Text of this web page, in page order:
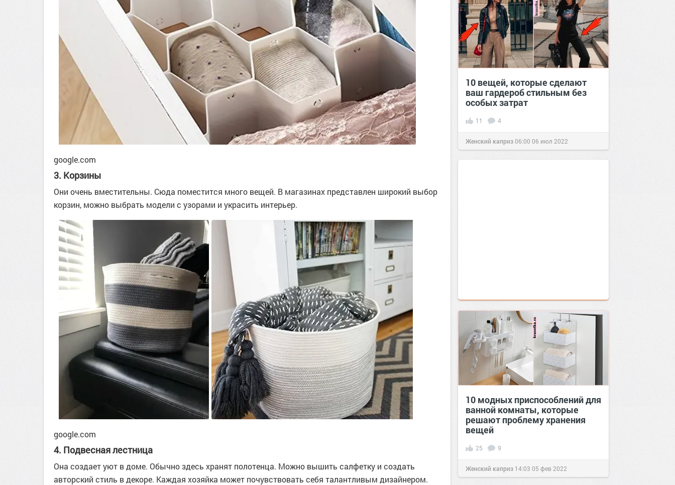
google.com
3. Корзины
Они очень вместительны. Сюда поместится много вещей. В магазинах представлен широкий выбор
корзин, можно выбрать модели с узорами и украсить интерьер.
google.com
4. Подвесная лестница
Она создает уют в доме. Обычно здесь хранят полотенца. Можно вышить салфетку и создать
авторский стиль в декоре. Каждая хозяйка может почувствовать себя талантливым дизайнером.
10 вещей, которые сделают
ваш гардероб стильным без
особых затрат
11 4
Женский каприз06:00 06 июл 2022
10 модных приспособлений для
ванной комнаты, которые
решают проблему хранения
вещей
25 9
Женский каприз 14:03 05 фев 2022